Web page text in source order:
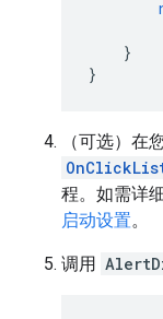
}
}
（可选）在
程。如需详
启动设置。
调用